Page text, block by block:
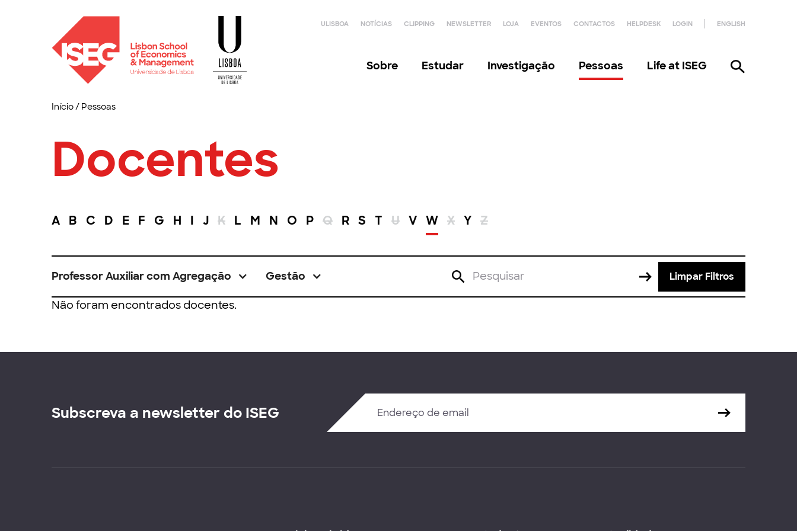
ULISBOA NOTÍCIAS CLIPPING NEWSLETTER LOJA EVENTOS CONTACTOS HELPDESK LOGIN ENGLISH
Sobre Estudar Investigação Pessoas Life at ISEG
Início/ Pessoas
Docentes
A B C D E F G H I J K L M N O P Q R S T U V W X Y Z
Professor Auxiliar com Agregação Gestão Limpar Filtros
Não foram encontrados docentes.
Subscreva a newsletter do ISEG